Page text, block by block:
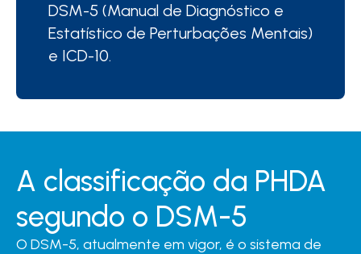
DSM-5 (Manual de Diagnóstico e
Estatístico de Perturbações Mentais)
e ICD-10.
A classificação da PHDA
segundo o DSM-5
O DSM-5, atualmente em vigor, é o sistema de